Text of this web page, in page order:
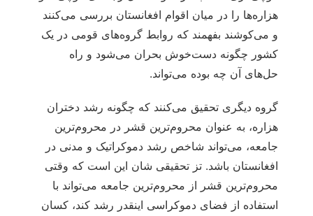
هزاره‏‌ها را در میان اقوام افغانستان بررسی می‏‌کنند
و می‌‏کوشند بفهمند که روابط گروه‏‌های قومی در یک
کشور چگونه دست‌خوش بحران می‌‏شود و راه‏
حل‌‏های آن چه بوده می‌‏تواند.
گروه دیگری تحقیق می‌‏کنند که چگونه رشد دختران
هزاره، به عنوان محروم‌‏ترین قشر در محروم‌‏ترین
جامعه، می‌‏تواند شاخص رشد دموکراتیک و مدنی در
افغانستان باشد. تز تحقیقی شان این است که وقتی
محروم‌‏ترین قشر از محروم‌‏ترین جامعه می‌‏تواند با
استفاده از فضای دموکراسی اینقدر رشد کند، کسان